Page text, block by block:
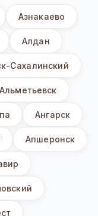
Азнакаево
Алдан
Сахалинский
Альметьевск
Ангарск
Апшеронск